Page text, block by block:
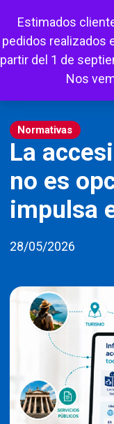
Estimados
pedidos realizados
partir del 1 de
Nos
Mi cuenta
Normativas
La
no es
impulsa
28/05/2026